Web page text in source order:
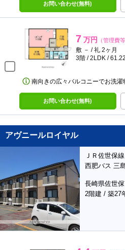
お問い合わせ(無料)
7 万円 （管理費
敷 － / 礼 2ヶ月
3階 / 2LDK /
南向きの広々バルコニーでお洗濯
お問い合わせ(無料)
アヴニールロイヤル
ＪＲ佐世保
西肥バス 三
長崎県佐世
2階建 / 築27